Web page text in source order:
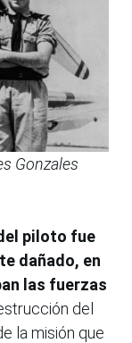
Gonzales
piloto fue
dañado, en
las fuerzas
del
la misión que